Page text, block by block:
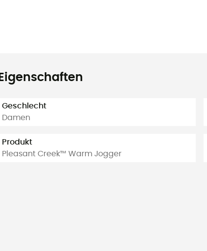
Eigenschaften
Geschlecht
Damen
Produkt
Pleasant Creek™ Warm Jogger